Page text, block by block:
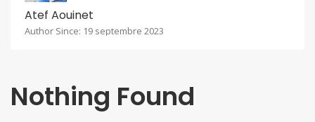
Atef Aouinet
Author Since: 19 septembre 2023
Nothing Found